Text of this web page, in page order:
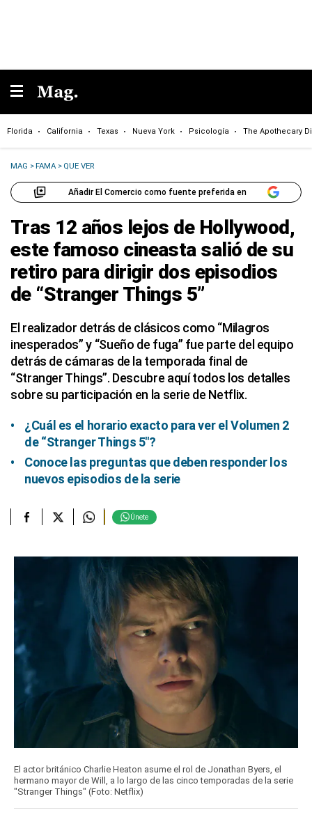
Florida California Texas Nueva York Psicología The Apothecary
MAG >FAMA > QUE VER
Añadir El Comercio como fuente preferida en
Tras 12 años lejos de Hollywood,
este famoso cineasta salió de su
retiro para dirigir dos episodios
de “Stranger Things 5”
El realizador detrás de clásicos como “Milagros
inesperados” y “Sueño de fuga” fue parte del equipo
detrás de cámaras de la temporada final de
“Stranger Things”. Descubre aquí todos los detalles
sobre su participación en la serie de Netflix.
¿Cuál es el horario exacto para ver el Volumen 2
de “Stranger Things 5″?
Conoce las preguntas que deben responder los
nuevos episodios de la serie
Únete
El actor británico Charlie Heaton asume el rol de Jonathan Byers, el
hermano mayor de Will, a lo largo de las cinco temporadas de la serie
"Stranger Things" (Foto: Netflix)